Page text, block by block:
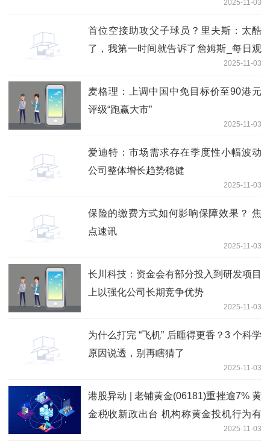
2025-11-03
首位空接助攻父子球员？里夫斯：太酷
了，我第一时间就告诉了詹姆斯_每日观
2025-11-03
麦格理：上调中国中免目标价至90港元
评级“跑赢大市”
2025-11-03
爱迪特：市场需求存在季度性小幅波动
公司整体增长趋势稳健
2025-11-03
保险的缴费方式如何影响保障效果？ 焦
点速讯
2025-11-03
长川科技：资金会有部分投入到研发项目
上以强化公司长期竞争优势
2025-11-03
为什么打完 “飞机” 后睡得更香？3 个科学
原因说透，别再瞎猜了
2025-11-03
港股异动 | 老铺黄金(06181)重挫逾7% 黄
金税收新政出台 机构称黄金投机行为有
2025-11-03